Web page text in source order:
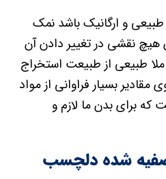
و ارگانیک باشد نمک
هیچ نقشی در تغییر دادن آن
طبیعی از طبیعت استخراج
مقادیر بسیار فراوانی از مواد
برای بدن ما لازم و
شده دلچسب